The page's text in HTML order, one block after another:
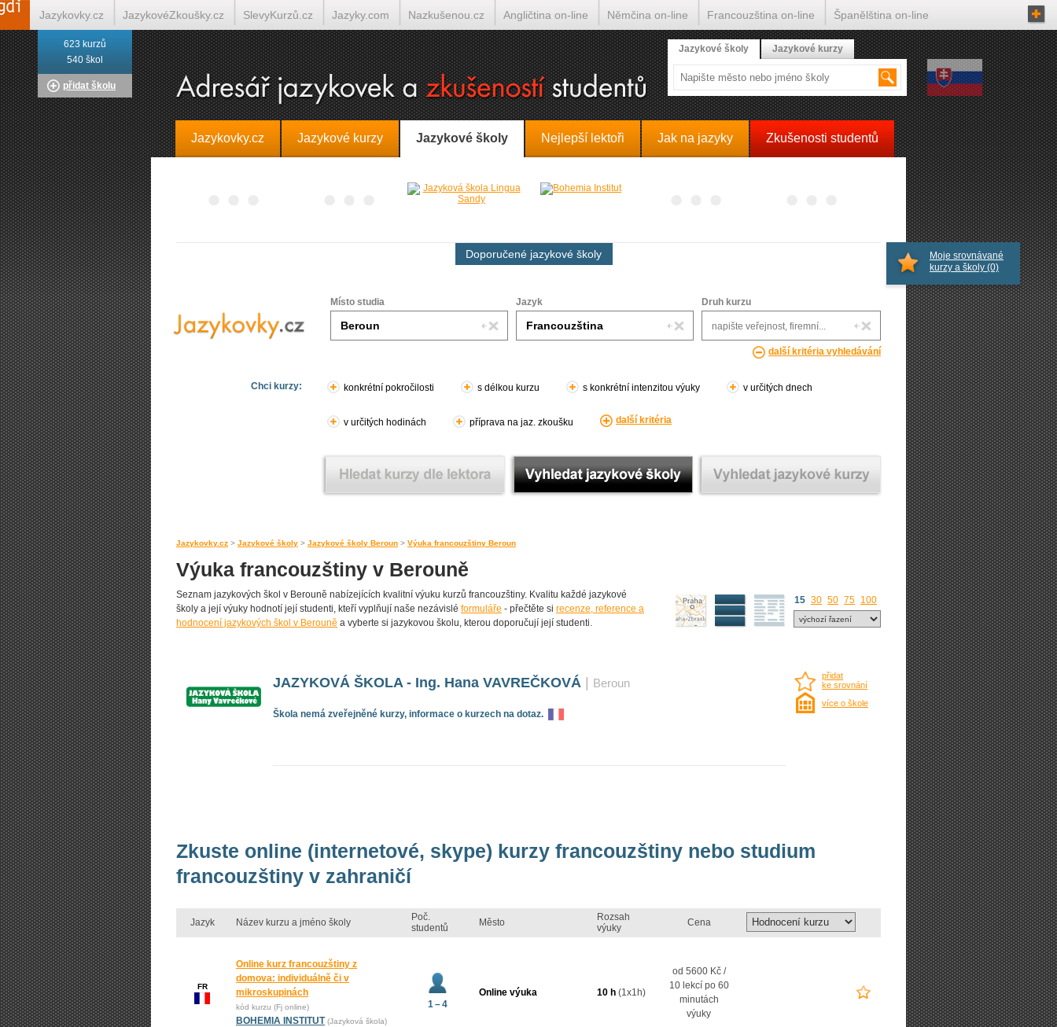
Jazykovky.cz Jazykové kurzy Jazykové školy Nejlepší lektoři Jak na jazyky Zkušenosti studentů
Doporučené jazykové školy
Místo studia Jazyk Druh kurzu
další kritéria vyhledávání
Chci kurzy: konkrétní pokročilosti s délkou kurzu s konkrétní intenzitou výuky v určitých dnech
v určitých hodinách příprava na jaz. zkoušku další kritéria
Jazykovky.cz > Jazykové školy > Jazykové školy Beroun > Výuka francouzštiny Beroun
Výuka francouzštiny v Berouně
Seznam jazykových škol v Berouně nabízejících kvalitní výuku kurzů francouzštiny. Kvalitu každé jazykové
školy a její výuky hodnotí její studenti, kteří vyplňují naše nezávislé formuláře - přečtěte si recenze, reference a
hodnocení jazykových škol v Berouně a vyberte si jazykovou školu, kterou doporučují její studenti.
15 30 50 75 100
JAZYKOVÁ ŠKOLA - Ing. Hana VAVREČKOVÁ Beroun
Škola nemá zveřejněné kurzy, informace o kurzech na dotaz.
přidat
ke srovnání
více o škole
Zkuste online (internetové, skype) kurzy francouzštiny nebo studium
francouzštiny v zahraničí
Jazyk Název kurzu a jméno školy
Poč.
studentů
Město
Rozsah
výuky
Cena
FR
Online kurz francouzštiny z
domova: individuálně či v
mikroskupinách
kód kurzu (Fj online)
BOHEMIA INSTITUT (Jazyková škola)
1 – 4
Online výuka 10 h (1x1h)
od 5600 Kč /
10 lekcí po 60
minutách
výuky
Moje srovnávané
kurzy a školy (0)
623 kurzů
540 škol
přidat školu
Jazykové školy Jazykové kurzy
Jazykovky.cz JazykovéZkoušky.cz SlevyKurzů.cz Jazyky.com Nazkušenou.cz Angličtina on-line Němčina on-line Francouzština on-line Španělština on-line
Italština on-line Tlumočení-Překlady.cz Překládá.cz Tlumočí.cz